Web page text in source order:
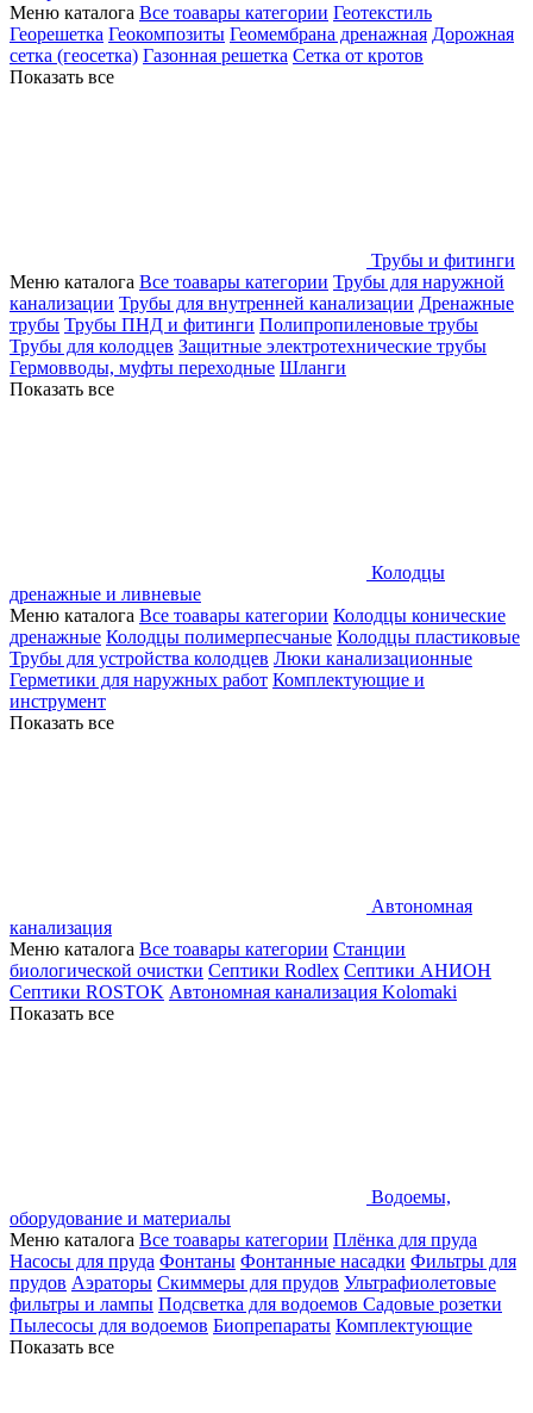
Меню каталога Все тоавары категории Геотекстиль
Георешетка Геокомпозиты Геомембрана дренажная Дорожная
сетка (геосетка) Газонная решетка Сетка от кротов
Показать все
Трубы и фитинги
Меню каталога Все тоавары категории Трубы для наружной
канализации Трубы для внутренней канализации Дренажные
трубы Трубы ПНД и фитинги Полипропиленовые трубы
Трубы для колодцев Защитные электротехнические трубы
Гермовводы, муфты переходные Шланги
Показать все
Колодцы
дренажные и ливневые
Меню каталога Все тоавары категории Колодцы конические
дренажные Колодцы полимерпесчаные Колодцы пластиковые
Трубы для устройства колодцев Люки канализационные
Герметики для наружных работ Комплектующие и
инструмент
Показать все
Автономная
канализация
Меню каталога Все тоавары категории Станции
биологической очистки Септики Rodlex Септики АНИОН
Септики ROSTOK Автономная канализация Kolomaki
Показать все
Водоемы,
оборудование и материалы
Меню каталога Все тоавары категории Плёнка для пруда
Насосы для пруда Фонтаны Фонтанные насадки Фильтры для
прудов Аэраторы Скиммеры для прудов Ультрафиолетовые
фильтры и лампы Подсветка для водоемов Садовые розетки
Пылесосы для водоемов Биопрепараты Комплектующие
Показать все